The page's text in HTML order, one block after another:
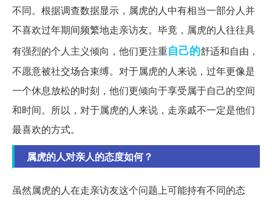
不同。根据调查数据显示，属虎的人中有相当一部分人并
不喜欢过年期间频繁地走亲访友。毕竟，属虎的人往往具
有强烈的个人主义倾向，他们更注重自己的舒适和自由，
不愿意被社交场合束缚。对于属虎的人来说，过年更像是
一个休息放松的时刻，他们更倾向于享受属于自己的空间
和时间。所以，对于属虎的人来说，走亲戚不一定是他们
最喜欢的方式。
属虎的人对亲人的态度如何？
虽然属虎的人在走亲访友这个问题上可能持有不同的态